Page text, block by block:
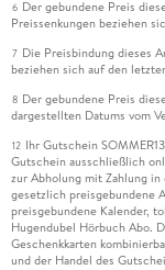
6 Der gebundene Preis
Preissenkungen beziehen
7 Die Preisbindung dieses
beziehen sich auf den
8 Der gebundene Preis
dargestellten Datums vom
12 Ihr Gutschein
Gutschein ausschließlich
zur Abholung mit Zahlung
gesetzlich preisgebundene
preisgebundene Kalender,
Hugendubel Hörbuch Abo.
Geschenkkarten
und der Handel des